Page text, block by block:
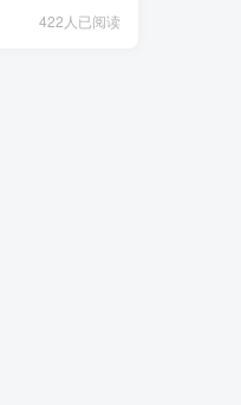
422人已阅读